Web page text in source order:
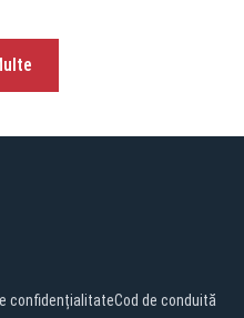
confidențialitateCod de conduită